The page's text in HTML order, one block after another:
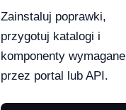
Zainstaluj poprawki,
przygotuj katalogi i
komponenty wymagane
przez portal lub API.